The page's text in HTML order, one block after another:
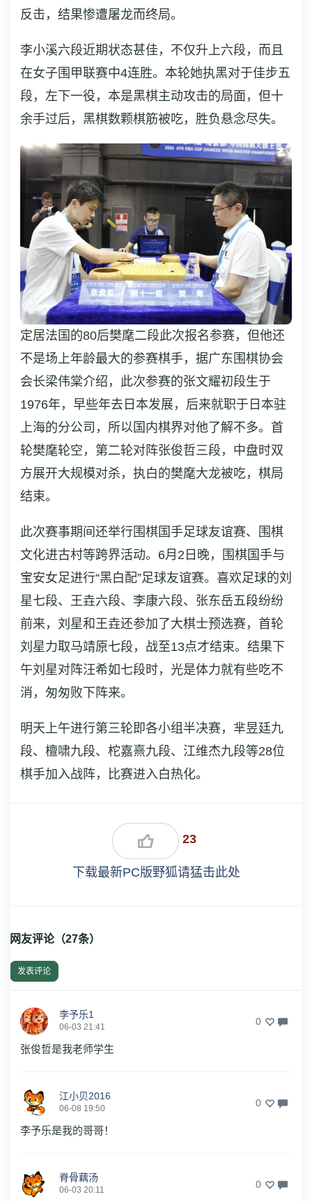
反击，结果惨遭屠龙而终局。
李小溪六段近期状态甚佳，不仅升上六段，而且
在女子围甲联赛中4连胜。本轮她执黑对于佳步五
段，左下一役，本是黑棋主动攻击的局面，但十
余手过后，黑棋数颗棋筋被吃，胜负悬念尽失。
定居法国的80后樊麾二段此次报名参赛，但他还
不是场上年龄最大的参赛棋手，据广东围棋协会
会长梁伟棠介绍，此次参赛的张文耀初段生于
1976年，早些年去日本发展，后来就职于日本驻
上海的分公司，所以国内棋界对他了解不多。首
轮樊麾轮空，第二轮对阵张俊哲三段，中盘时双
方展开大规模对杀，执白的樊麾大龙被吃，棋局
结束。
此次赛事期间还举行围棋国手足球友谊赛、围棋
文化进古村等跨界活动。6月2日晚，围棋国手与
宝安女足进行“黑白配”足球友谊赛。喜欢足球的刘
星七段、王垚六段、李康六段、张东岳五段纷纷
前来，刘星和王垚还参加了大棋士预选赛，首轮
刘星力取马靖原七段，战至13点才结束。结果下
午刘星对阵汪希如七段时，光是体力就有些吃不
消，匆匆败下阵来。
明天上午进行第三轮即各小组半决赛，芈昱廷九
段、檀啸九段、柁嘉熹九段、江维杰九段等28位
棋手加入战阵，比赛进入白热化。
23
下载最新PC版野狐请猛击此处
网友评论（27条）
发表评论
李予乐1
06-03 21:41 0
张俊哲是我老师学生
江小贝2016
06-08 19:50 0
李予乐是我的哥哥！
脊骨藕汤
06-03 20:11 0